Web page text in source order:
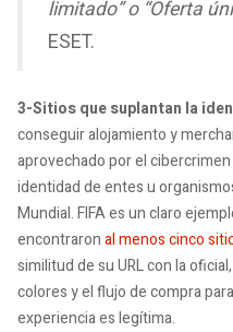
limitado” o “Oferta
ESET.
3-Sitios que suplantan la
conseguir alojamiento y
aprovechado por el
identidad de entes u
Mundial. FIFA es un claro
encontraronal menos cinco
similitud de su URL con la
colores y el flujo de compra
experiencia es legítima.